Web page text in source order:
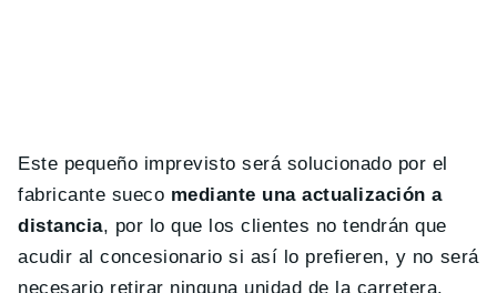
Este pequeño imprevisto será solucionado por el
fabricante sueco mediante una actualización a
distancia, por lo que los clientes no tendrán que
acudir al concesionario si así lo prefieren, y no será
necesario retirar ninguna unidad de la carretera.